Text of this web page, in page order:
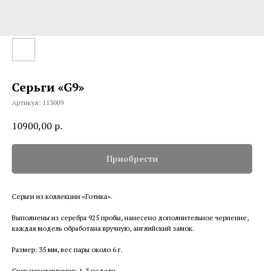
Серьги «G9»
Артикул: 113009
10900,00 р.
Приобрести
Серьги из коллекции «Готика».
Выполнены из серебра 925 пробы, нанесено дополнительное чернение,
каждая модель обработана вручную, английский замок.
Размер: 35 мм, вес пары около 6 г.